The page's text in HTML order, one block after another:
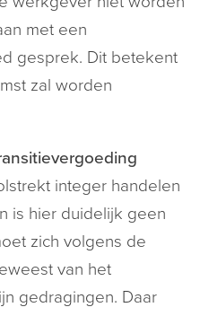
met een
gesprek. Dit betekent
zal worden
integer handelen
is hier duidelijk geen
zich volgens de
van het
gedragingen. Daar